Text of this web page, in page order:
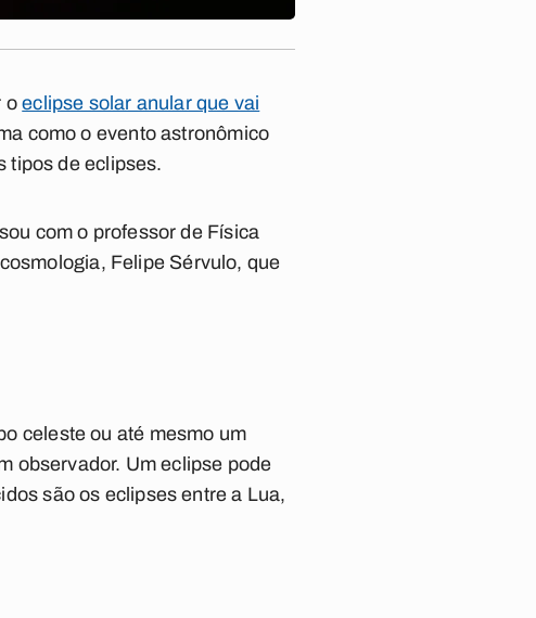
oeclipse solar anular que vai
como o evento astronômico
tipos de eclipses.
com o professor de Física
Felipe Sérvulo, que
celeste ou até mesmo um
observador. Um eclipse pode
são os eclipses entre a Lua,